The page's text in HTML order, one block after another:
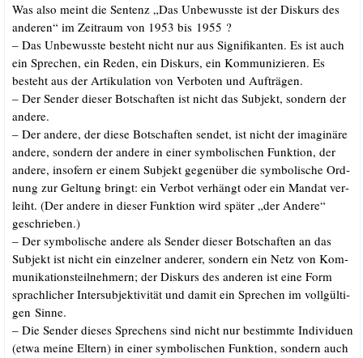
Was also meint die Sen­tenz „Das Unbe­wuss­te ist der Dis­kurs des
ande­ren“ im Zeit­raum von 1953 bis 1955 ?
– Das Unbe­wuss­te besteht nicht nur aus Signi­fi­kan­ten. Es ist auch
ein Spre­chen, ein Reden, ein Dis­kurs, ein Kom­mu­ni­zie­ren. Es
besteht aus der Arti­ku­la­ti­on von Ver­bo­ten und Aufträgen.
– Der Sen­der die­ser Bot­schaf­ten ist nicht das Sub­jekt, son­dern der
andere.
– Der ande­re, der die­se Bot­schaf­ten sen­det, ist nicht der ima­gi­nä­re
ande­re, son­dern der ande­re in einer sym­bo­li­schen Funk­ti­on, der
ande­re, inso­fern er einem Sub­jekt gegen­über die sym­bo­li­sche Ord­
nung zur Gel­tung bringt: ein Ver­bot ver­hängt oder ein Man­dat ver­
leiht. (Der ande­re in die­ser Funk­ti­on wird spä­ter „der Ande­re“
geschrieben.)
– Der sym­bo­li­sche ande­re als Sen­der die­ser Bot­schaf­ten an das
Sub­jekt ist nicht ein ein­zel­ner ande­rer, son­dern ein Netz von Kom­
mu­ni­ka­ti­ons­teil­neh­mern; der Dis­kurs des ande­ren ist eine Form
sprach­li­cher Inter­sub­jek­ti­vi­tät und damit ein Spre­chen im voll­gül­ti­
gen Sinne.
– Die Sen­der die­ses Spre­chens sind nicht nur bestimm­te Indi­vi­du­en
(etwa mei­ne Eltern) in einer sym­bo­li­schen Funk­ti­on, son­dern auch